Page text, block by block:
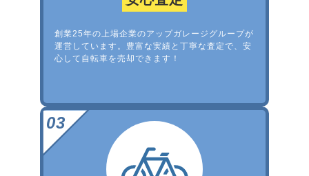
創業25年の上場企業のアップガレージグループが
運営しています。豊富な実績と丁寧な査定で、安
心して自転車を売却できます！